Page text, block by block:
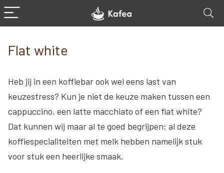
Flat white
Heb jij in een koffiebar ook wel eens last van
keuzestress? Kun je niet de keuze maken tussen een
cappuccino, een latte macchiato of een flat white?
Dat kunnen wij maar al te goed begrijpen; al deze
koffiespecialiteiten met melk hebben namelijk stuk
voor stuk een heerlijke smaak.